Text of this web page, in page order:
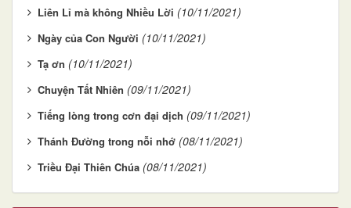
Liên Lỉ mà không Nhiều Lời (10/11/2021)
Ngày của Con Người (10/11/2021)
Tạ ơn (10/11/2021)
Chuyện Tất Nhiên (09/11/2021)
Tiếng lòng trong cơn đại dịch (09/11/2021)
Thánh Đường trong nỗi nhớ (08/11/2021)
Triều Đại Thiên Chúa (08/11/2021)